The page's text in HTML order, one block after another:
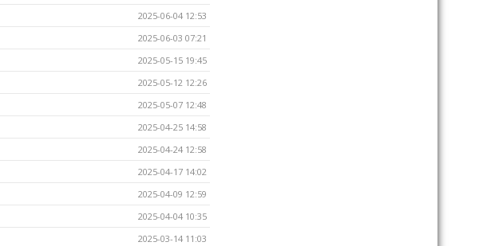
2025-06-04 12:53
2025-06-03 07:21
2025-05-15 19:45
2025-05-12 12:26
2025-05-07 12:48
2025-04-25 14:58
2025-04-24 12:58
2025-04-17 14:02
2025-04-09 12:59
2025-04-04 10:35
2025-03-14 11:03